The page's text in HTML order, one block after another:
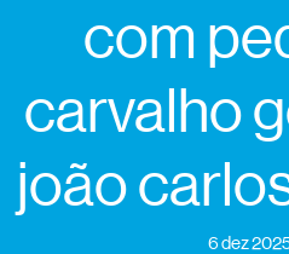
com
carvalho
joão
6 dez